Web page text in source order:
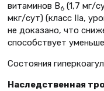
витаминов B6 (1,7 мг/
мкг/сут) (класс IIa,
не доказано, что
способствует
Состояния
Наследственная